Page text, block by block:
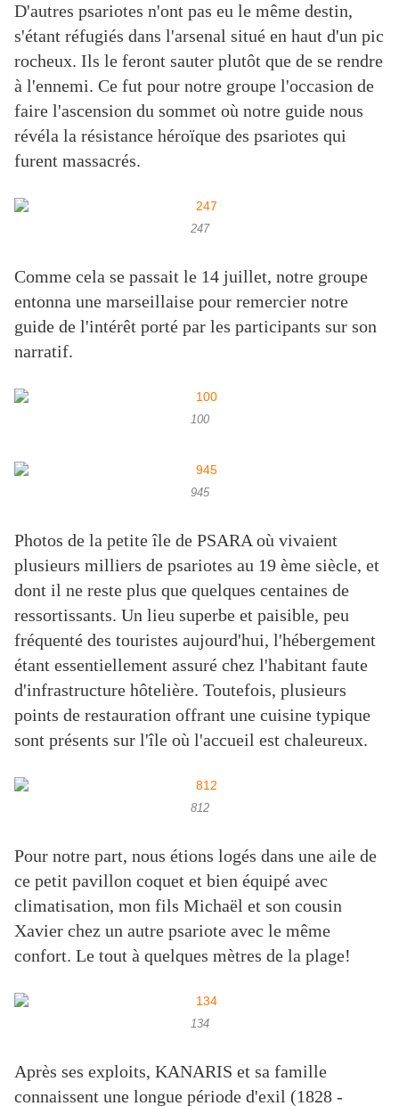
D'autres psariotes n'ont pas eu le même destin,
s'étant réfugiés dans l'arsenal situé en haut d'un pic
rocheux. Ils le feront sauter plutôt que de se rendre
à l'ennemi. Ce fut pour notre groupe l'occasion de
faire l'ascension du sommet où notre guide nous
révéla la résistance héroïque des psariotes qui
furent massacrés.
247
Comme cela se passait le 14 juillet, notre groupe
entonna une marseillaise pour remercier notre
guide de l'intérêt porté par les participants sur son
narratif.
100
945
Photos de la petite île de PSARA où vivaient
plusieurs milliers de psariotes au 19 ème siècle, et
dont il ne reste plus que quelques centaines de
ressortissants. Un lieu superbe et paisible, peu
fréquenté des touristes aujourd'hui, l'hébergement
étant essentiellement assuré chez l'habitant faute
d'infrastructure hôtelière. Toutefois, plusieurs
points de restauration offrant une cuisine typique
sont présents sur l'île où l'accueil est chaleureux.
812
Pour notre part, nous étions logés dans une aile de
ce petit pavillon coquet et bien équipé avec
climatisation, mon fils Michaël et son cousin
Xavier chez un autre psariote avec le même
confort. Le tout à quelques mètres de la plage!
134
Après ses exploits, KANARIS et sa famille
connaissent une longue période d'exil (1828 -